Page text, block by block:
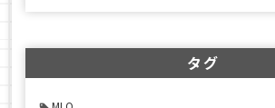
タグ